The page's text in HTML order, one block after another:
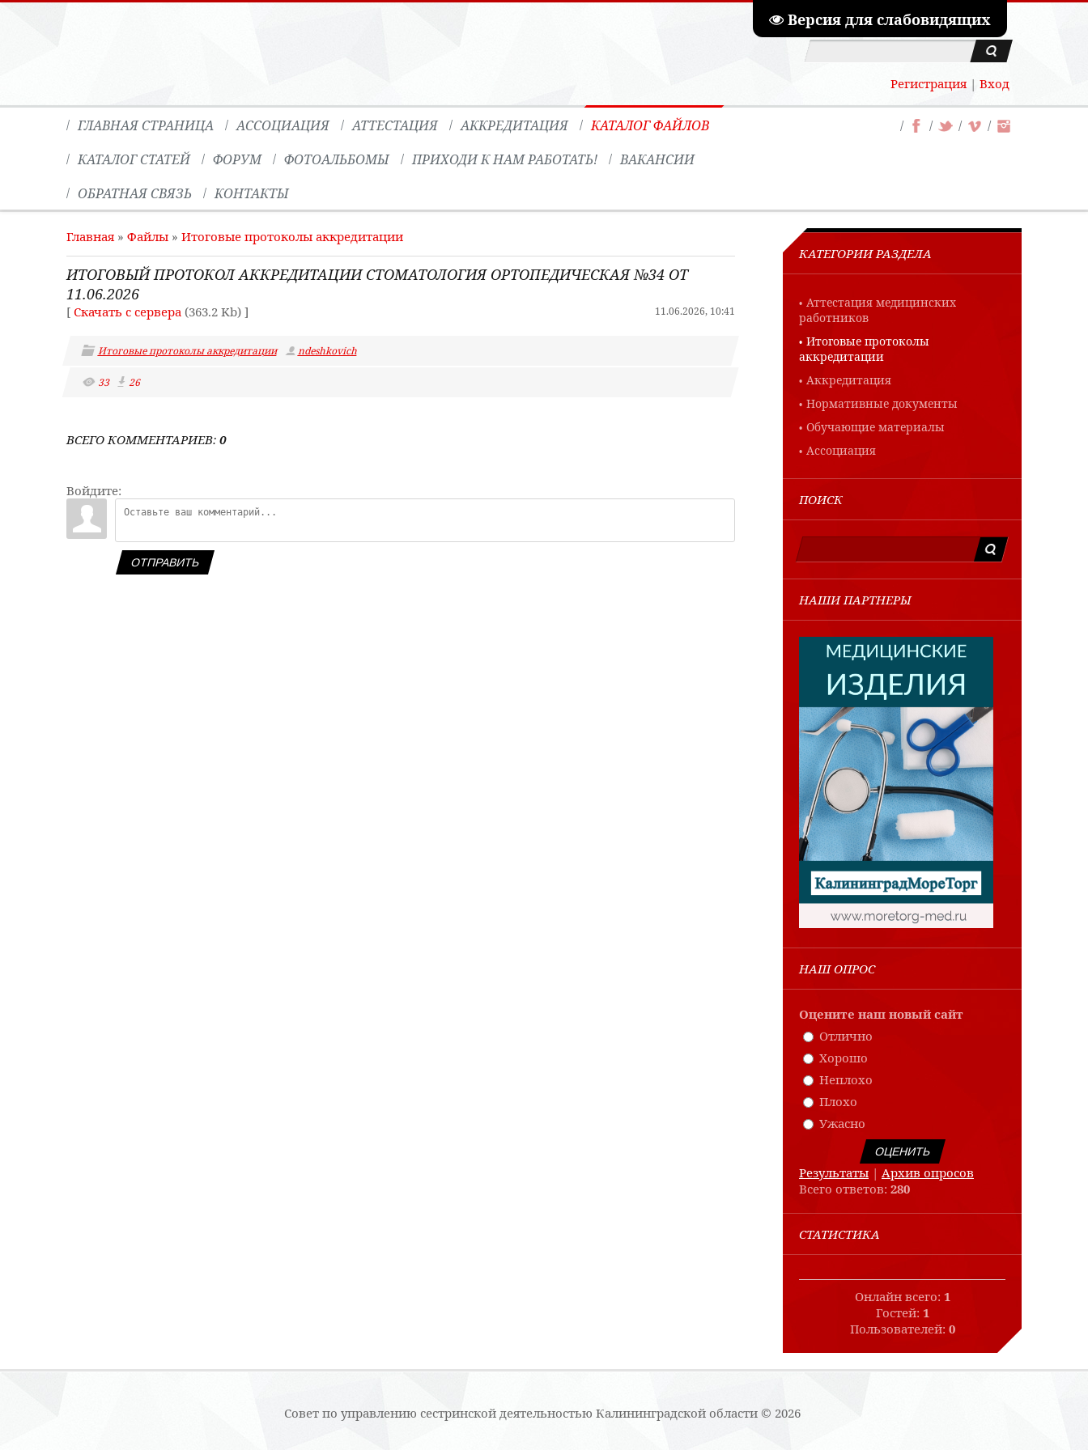
Версия для слабовидящих
Регистрация| Вход
ГЛАВНАЯ СТРАНИЦА АССОЦИАЦИЯ АТТЕСТАЦИЯ АККРЕДИТАЦИЯ
КАТАЛОГ ФАЙЛОВ
КАТАЛОГ СТАТЕЙ
ФОРУМ ФОТОАЛЬБОМЫ ПРИХОДИ К НАМ РАБОТАТЬ!
ВАКАНСИИ
ОБРАТНАЯ СВЯЗЬ
КОНТАКТЫ
Главная» Файлы » Итоговые протоколы аккредитации
ИТОГОВЫЙ ПРОТОКОЛ АККРЕДИТАЦИИ СТОМАТОЛОГИЯ ОРТОПЕДИЧЕСКАЯ №34 ОТ
11.06.2026
[ Скачать с сервера (363.2 Kb) ] 11.06.2026, 10:41
Итоговые протоколы аккредитации ndeshkovich
33 26
ВСЕГО КОММЕНТАРИЕВ: 0
Войдите:
ОТПРАВИТЬ
КАТЕГОРИИ РАЗДЕЛА
Аттестация медицинских
работников
Итоговые протоколы
аккредитации
Аккредитация
Нормативные документы
Обучающие материалы
Ассоциация
ПОИСК
НАШИ ПАРТНЕРЫ
НАШ ОПРОС
Оцените наш новый сайт
Отлично
Хорошо
Неплохо
Плохо
Ужасно
Результаты | Архив опросов
Всего ответов: 280
СТАТИСТИКА
Онлайн всего: 1
Гостей: 1
Пользователей: 0
Совет по управлению сестринской деятельностью Калининградской области © 2026